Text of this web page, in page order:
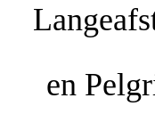
en